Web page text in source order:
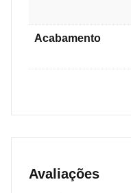
Acabamento
Avaliações